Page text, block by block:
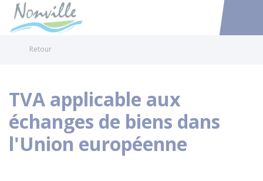
Accéder
Retour
TVA applicable aux
échanges de biens dans
l'Union européenne